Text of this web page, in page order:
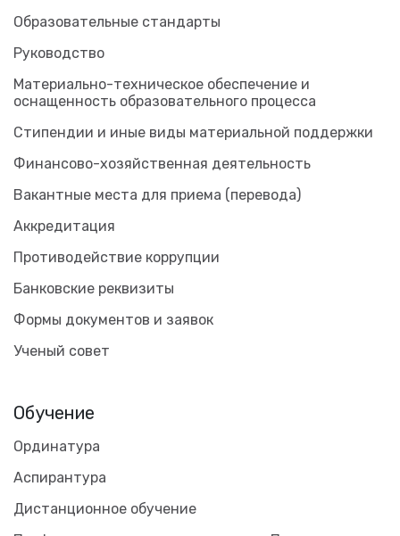
Образовательные стандарты
Руководство
Материально-техническое обеспечение и
оснащенность образовательного процесса
Стипендии и иные виды материальной поддержки
Финансово-хозяйственная деятельность
Вакантные места для приема (перевода)
Аккредитация
Противодействие коррупции
Банковские реквизиты
Формы документов и заявок
Ученый совет
Обучение
Ординатура
Аспирантура
Дистанционное обучение